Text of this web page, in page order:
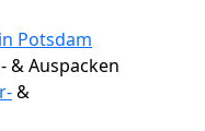
Potsdam
& Auspacken
&